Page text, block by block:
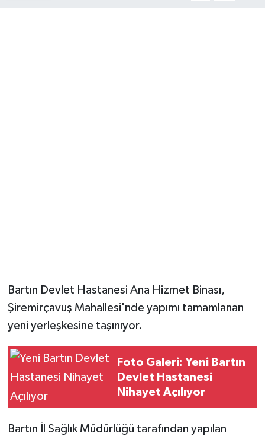
Bartın Devlet Hastanesi Ana Hizmet Binası,
Şiremirçavuş Mahallesi'nde yapımı tamamlanan
yeni yerleşkesine taşınıyor.
Foto Galeri: Yeni Bartın
Devlet Hastanesi
Nihayet Açılıyor
Bartın İl Sağlık Müdürlüğü tarafından yapılan